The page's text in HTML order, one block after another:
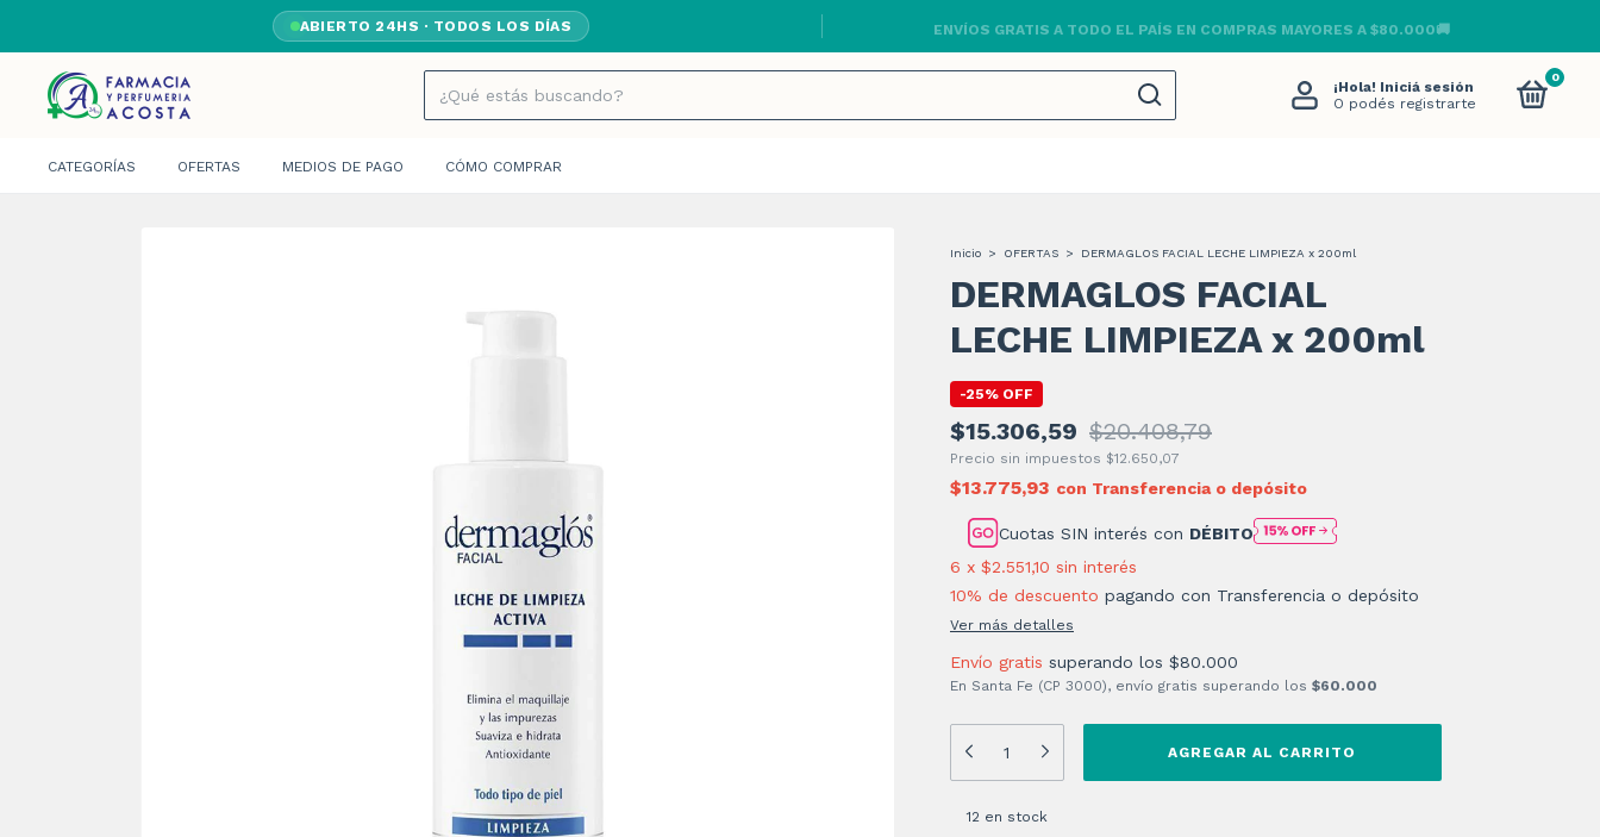
ABIERTO 24HS · TODOS LOS DÍAS ENVÍOS GRATIS A TODO EL PAÍS EN COMPRAS MAYORES A $80.000🚚
¡Hola! Iniciá sesión
O podés registrarte
0
CATEGORÍAS OFERTAS MEDIOS DE PAGO CÓMO COMPRAR
Inicio > OFERTAS > DERMAGLOS FACIAL LECHE LIMPIEZA x 200ml
DERMAGLOS FACIAL
LECHE LIMPIEZA x 200ml
-25% OFF
$15.306,59 $20.408,79
Precio sin impuestos $12.650,07
$13.775,93 con Transferencia o depósito
Cuotas SIN interés con DÉBITO
6 x $2.551,10 sin interés
10% de descuento pagando con Transferencia o depósito
Ver más detalles
Envío gratis superando los $80.000
En Santa Fe (CP 3000), envío gratis superando los $60.000
12en stock